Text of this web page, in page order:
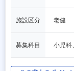
施設区分 老健
募集科目